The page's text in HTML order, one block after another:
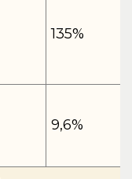
135%
9,6%